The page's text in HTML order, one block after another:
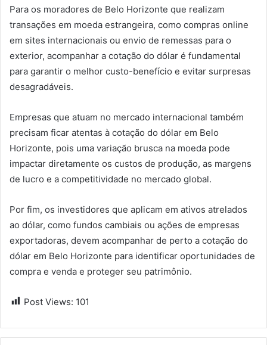
Para os moradores de Belo Horizonte que realizam
transações em moeda estrangeira, como compras online
em sites internacionais ou envio de remessas para o
exterior, acompanhar a cotação do dólar é fundamental
para garantir o melhor custo-benefício e evitar surpresas
desagradáveis.
Empresas que atuam no mercado internacional também
precisam ficar atentas à cotação do dólar em Belo
Horizonte, pois uma variação brusca na moeda pode
impactar diretamente os custos de produção, as margens
de lucro e a competitividade no mercado global.
Por fim, os investidores que aplicam em ativos atrelados
ao dólar, como fundos cambiais ou ações de empresas
exportadoras, devem acompanhar de perto a cotação do
dólar em Belo Horizonte para identificar oportunidades de
compra e venda e proteger seu patrimônio.
Post Views: 101